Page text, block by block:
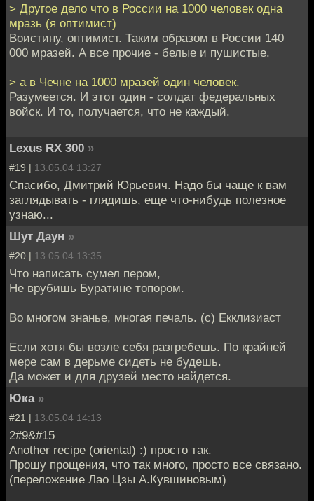
> Другое дело что в России на 1000 человек одна
мразь (я оптимист)
Воистину, оптимист. Таким образом в России 140
000 мразей. А все прочие - белые и пушистые.
> а в Чечне на 1000 мразей один человек.
Разумеется. И этот один - солдат федеральных
войск. И то, получается, что не каждый.
Lexus RX 300 »
#19 | 13.05.04 13:27
Спасибо, Дмитрий Юрьевич. Надо бы чаще к вам
заглядывать - глядишь, еще что-нибудь полезное
узнаю...
Шут Даун »
#20 | 13.05.04 13:35
Что написать сумел пером,
Не врубишь Буратине топором.
Во многом знанье, многая печаль. (с) Екклизиаст
Если хотя бы возле себя разгребешь. По крайней
мере сам в дерьме сидеть не будешь.
Да может и для друзей место найдется.
Юка »
#21 | 13.05.04 14:13
2#9&#15
Another recipe (oriental) :) просто так.
Прошу прощения, что так много, просто все связано.
(переложение Лао Цзы А.Кувшиновым)